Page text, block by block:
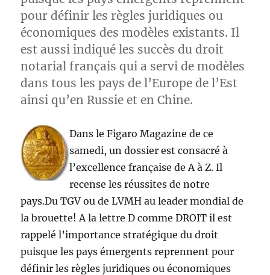
pour définir les règles juridiques ou
économiques des modèles existants. Il
est aussi indiqué les succès du droit
notarial français qui a servi de modèles
dans tous les pays de l’Europe de l’Est
ainsi qu’en Russie et en Chine.
Dans le Figaro Magazine de ce
samedi, un dossier est consacré à
l’excellence française de A à Z. Il
recense les réussites de notre
pays.Du TGV ou de LVMH au leader mondial de
la brouette! A la lettre D comme DROIT il est
rappelé l’importance stratégique du droit
puisque les pays émergents reprennent pour
définir les règles juridiques ou économiques